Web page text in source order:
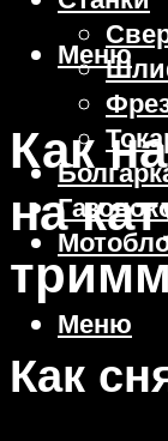
Меню
Меню
Как
на
Как